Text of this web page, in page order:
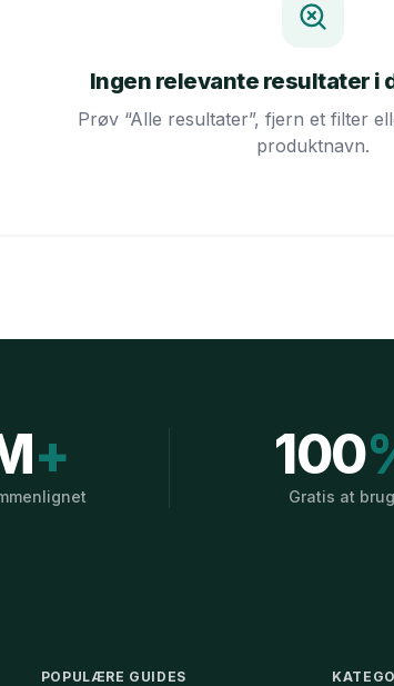
Ingen relevante resultater i
Prøv “Alle resultater”, fjern et filter
produktnavn.
+ 100
Gratis at
POPULÆRE GUIDES